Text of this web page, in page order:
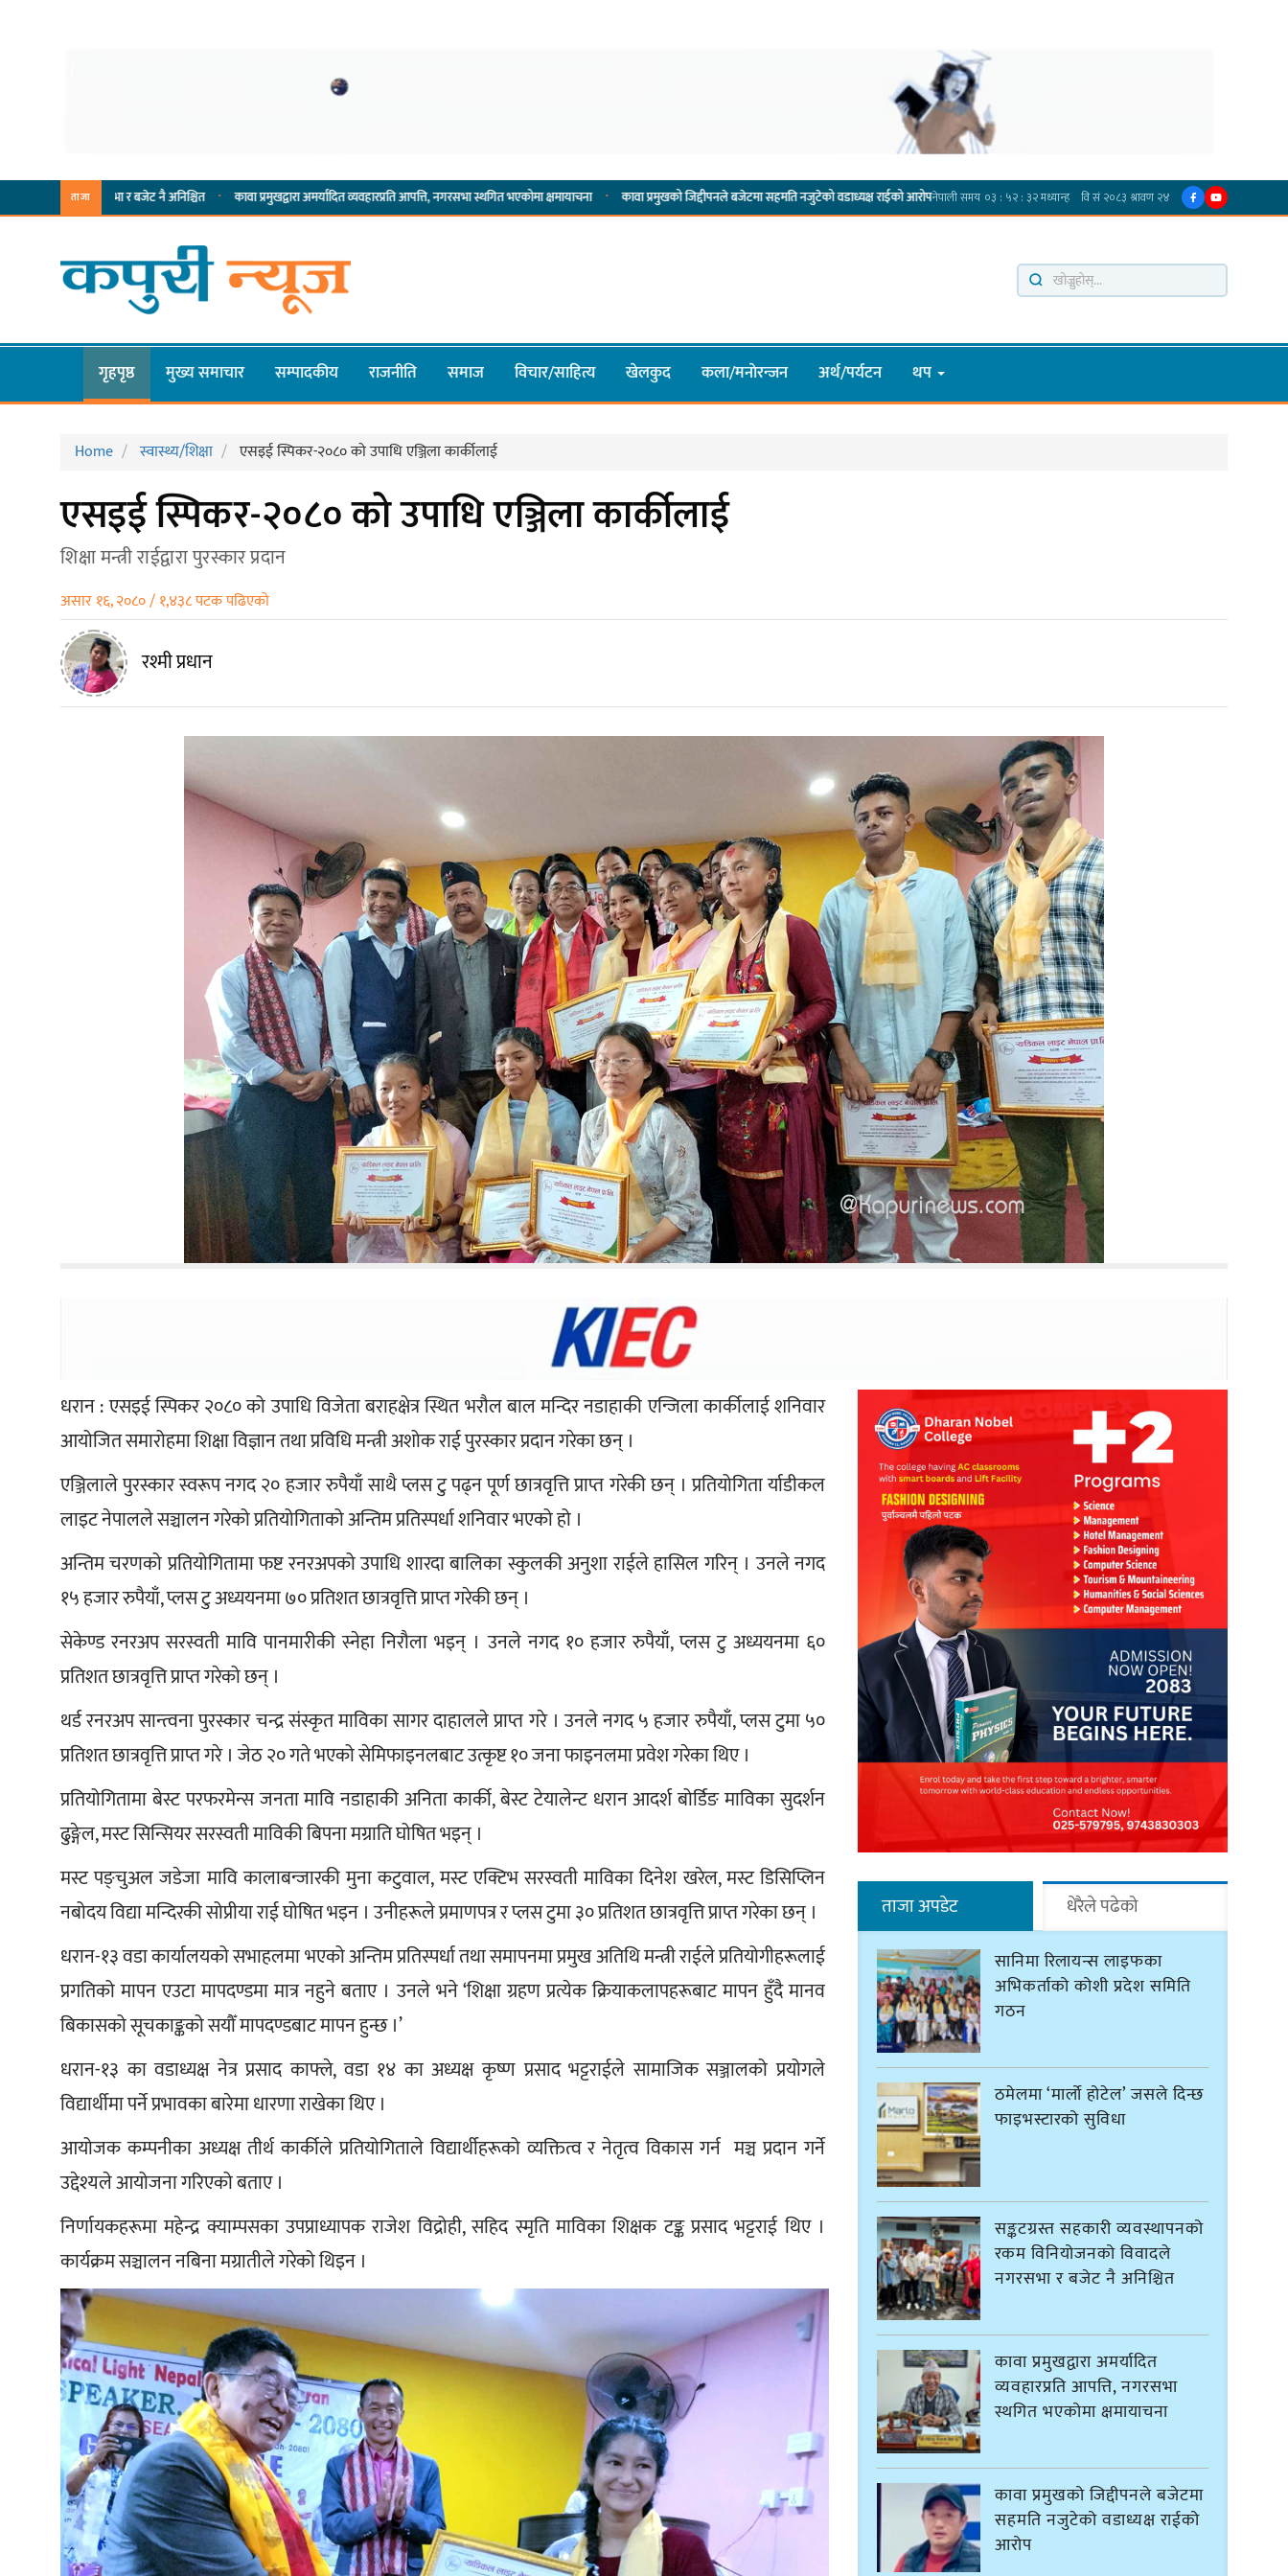
ताजा
र बजेट नै अनिश्चित · कावा प्रमुखद्वारा अमर्यादित व्यवहारप्रति आपत्ति, नगरसभा स्थगित भएकोमा क्षमायाचना · कावा प्रमुखको जिद्दीपनले बजेटमा सहमति नजुटेको वडाध्यक्ष राईको आरोप · गोर्खा-लिम्बुवान १८३१ ऐतिहासिक सन्धिका लागि विशेष समिति गठन गर्न प्रधानमन्त्रीसँग आग्रह :
गृहपृष्ठ मुख्य समाचार सम्पादकीय राजनीति समाज विचार/साहित्य खेलकुद कला/मनाेरन्जन अर्थ/पर्यटन थप
Home स्वास्थ्य/शिक्षा एसइई स्पिकर-२०८० को उपाधि एञ्जिला कार्कीलाई
एसइई स्पिकर-२०८० को उपाधि एञ्जिला कार्कीलाई
शिक्षा मन्त्री राईद्वारा पुरस्कार प्रदान
असार १६, २०८० / १,४३८ पटक पढिएको
रश्मी प्रधान
धरान : एसइई स्पिकर २०८० को उपाधि विजेता बराहक्षेत्र स्थित भरौल बाल मन्दिर नडाहाकी एन्जिला कार्कीलाई शनिवार
आयोजित समारोहमा शिक्षा विज्ञान तथा प्रविधि मन्त्री अशोक राई पुरस्कार प्रदान गरेका छन् ।
एञ्जिलाले पुरस्कार स्वरूप नगद २० हजार रुपैयाँ साथै प्लस टु पढ्न पूर्ण छात्रवृत्ति प्राप्त गरेकी छन् । प्रतियोगिता र्याडीकल
लाइट नेपालले सञ्चालन गरेको प्रतियोगिताको अन्तिम प्रतिस्पर्धा शनिवार भएको हो ।
अन्तिम चरणको प्रतियोगितामा फष्ट रनरअपको उपाधि शारदा बालिका स्कुलकी अनुशा राईले हासिल गरिन् । उनले नगद
१५ हजार रुपैयाँ, प्लस टु अध्ययनमा ७० प्रतिशत छात्रवृत्ति प्राप्त गरेकी छन् ।
सेकेण्ड रनरअप सरस्वती मावि पानमारीकी स्नेहा निरौला भइन् । उनले नगद १० हजार रुपैयाँ, प्लस टु अध्ययनमा ६०
प्रतिशत छात्रवृत्ति प्राप्त गरेको छन् ।
थर्ड रनरअप सान्त्वना पुरस्कार चन्द्र संस्कृत माविका सागर दाहालले प्राप्त गरे । उनले नगद ५ हजार रुपैयाँ, प्लस टुमा ५०
प्रतिशत छात्रवृत्ति प्राप्त गरे । जेठ २० गते भएको सेमिफाइनलबाट उत्कृष्ट १० जना फाइनलमा प्रवेश गरेका थिए ।
प्रतियोगितामा बेस्ट परफरमेन्स जनता मावि नडाहाकी अनिता कार्की, बेस्ट टेयालेन्ट धरान आदर्श बोर्डिङ माविका सुदर्शन
ढुङ्गेल, मस्ट सिन्सियर सरस्वती माविकी बिपना मग्राति घोषित भइन् ।
मस्ट पङ्चुअल जडेजा मावि कालाबन्जारकी मुना कटुवाल, मस्ट एक्टिभ सरस्वती माविका दिनेश खरेल, मस्ट डिसिप्लिन
नबोदय विद्या मन्दिरकी सोप्रीया राई घोषित भइन । उनीहरूले प्रमाणपत्र र प्लस टुमा ३० प्रतिशत छात्रवृत्ति प्राप्त गरेका छन् ।
धरान-१३ वडा कार्यालयको सभाहलमा भएको अन्तिम प्रतिस्पर्धा तथा समापनमा प्रमुख अतिथि मन्त्री राईले प्रतियोगीहरूलाई
प्रगतिको मापन एउटा मापदण्डमा मात्र नहुने बताए । उनले भने ‘शिक्षा ग्रहण प्रत्येक क्रियाकलापहरूबाट मापन हुँदै मानव
बिकासको सूचकाङ्कको सयौँ मापदण्डबाट मापन हुन्छ ।’
धरान-१३ का वडाध्यक्ष नेत्र प्रसाद काफ्ले, वडा १४ का अध्यक्ष कृष्ण प्रसाद भट्टराईले सामाजिक सञ्जालको प्रयोगले
विद्यार्थीमा पर्ने प्रभावका बारेमा धारणा राखेका थिए ।
आयोजक कम्पनीका अध्यक्ष तीर्थ कार्कीले प्रतियोगिताले विद्यार्थीहरूको व्यक्तित्व र नेतृत्व विकास गर्न  मञ्च प्रदान गर्ने
उद्देश्यले आयोजना गरिएको बताए ।
निर्णायकहरूमा महेन्द्र क्याम्पसका उपप्राध्यापक राजेश विद्रोही, सहिद स्मृति माविका शिक्षक टङ्क प्रसाद भट्टराई थिए ।
कार्यक्रम सञ्चालन नबिना मग्रातीले गरेको थिइन ।
ताजा अपडेट धेरैले पढेको
सानिमा रिलायन्स लाइफका
अभिकर्ताको कोशी प्रदेश समिति
गठन
ठमेलमा ‘मार्लो होटेल’ जसले दिन्छ
फाइभस्टारको सुविधा
सङ्कटग्रस्त सहकारी व्यवस्थापनको
रकम विनियोजनको विवादले
नगरसभा र बजेट नै अनिश्चित
कावा प्रमुखद्वारा अमर्यादित
व्यवहारप्रति आपत्ति, नगरसभा
स्थगित भएकोमा क्षमायाचना
कावा प्रमुखको जिद्दीपनले बजेटमा
सहमति नजुटेको वडाध्यक्ष राईको
आरोप